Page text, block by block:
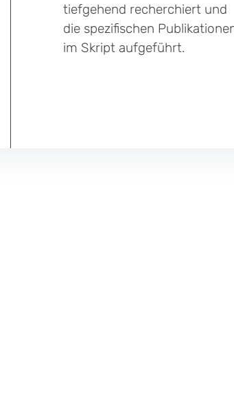
tiefgehend recherchiert und
die spezifischen
im Skript aufgeführt.